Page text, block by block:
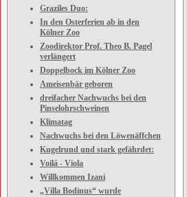
Graziles Duo:
In den Osterferien ab in den
Kölner Zoo
Zoodirektor Prof. Theo B. Pagel
verlängert
Doppelbock im Kölner Zoo
Ameisenbär geboren
dreifacher Nachwuchs bei den
Pinselohrschweinen
Klimatag
Nachwuchs bei den Löwenäffchen
Kugelrund und stark gefährdet:
Voilá - Viola
Willkommen Izani
„Villa Bodinus“ wurde